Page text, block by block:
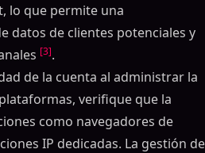
lo que permite una
datos de clientes potenciales y
[3].
de la cuenta al administrar la
verifique que la
como navegadores de
IP dedicadas. La gestión de